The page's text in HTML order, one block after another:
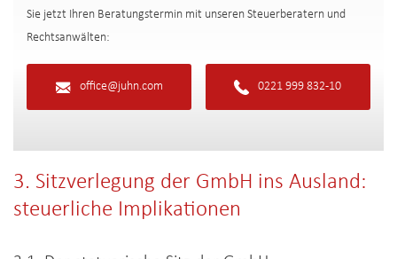
Sie jetzt Ihren Beratungstermin mit unseren Steuerberatern und
Rechtsanwälten:
office@juhn.com 0221 999 832-10
3. Sitzverlegung der GmbH ins Ausland:
steuerliche Implikationen